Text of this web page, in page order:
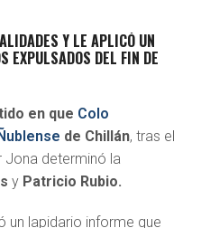
Y LE APLICÓ UN
EXPULSADOS DEL FIN DE
en que Colo
Ñublense de Chillán, tras el
Jona determinó la
y Patricio Rubio.
un lapidario informe que